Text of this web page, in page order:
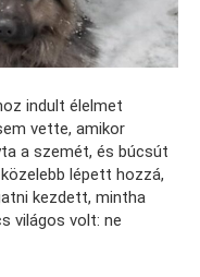
indult élelmet
vette, amikor
a szemét, és búcsút
lépett hozzá,
kezdett, mintha
világos volt: ne